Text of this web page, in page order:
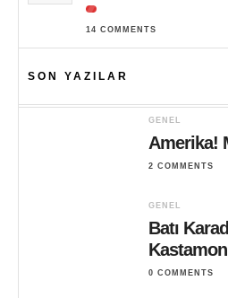
14 COMMENTS
SON YAZILAR
GENEL
Amerika!
2 COMMENTS
GENEL
Batı
0 COMMENTS